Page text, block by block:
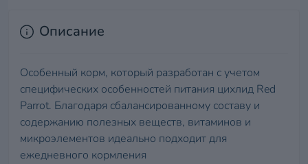
Описание
Особенный корм, который разработан с учетом
специфических особенностей питания цихлид Red
Parrot. Благодаря сбалансированному составу и
содержанию полезных веществ, витаминов и
микроэлементов идеально подходит для
ежедневного кормления